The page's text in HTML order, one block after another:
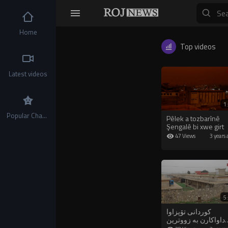
Top videos
Pêlek a tozbarînê
Şengalê bi xwe girt
47 Views 3 years
کوردانی تۆپزاوا
داواکارن بە زووترین
Home
Latest videos
Popular Channels